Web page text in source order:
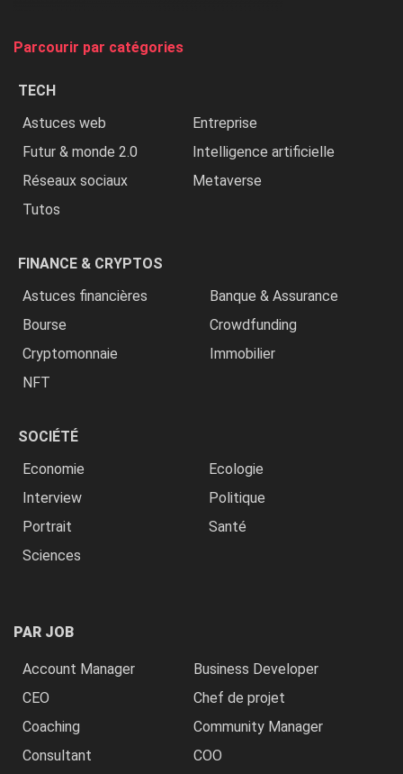
Parcourir par catégories
TECH
Astuces web
Entreprise
Futur & monde 2.0
Intelligence artificielle
Réseaux sociaux
Metaverse
Tutos
FINANCE & CRYPTOS
Astuces financières
Banque & Assurance
Bourse
Crowdfunding
Cryptomonnaie
Immobilier
NFT
SOCIÉTÉ
Economie
Ecologie
Interview
Politique
Portrait
Santé
Sciences
PAR JOB
Account Manager
Business Developer
CEO
Chef de projet
Coaching
Community Manager
Consultant
COO